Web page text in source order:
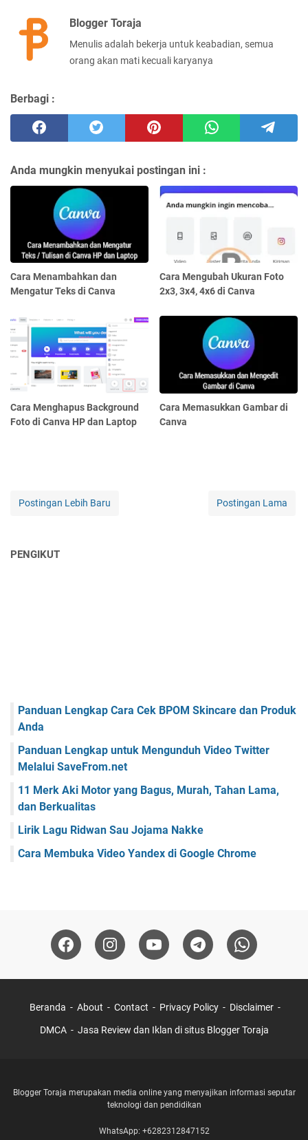
Blogger Toraja
Menulis adalah bekerja untuk keabadian, semua
orang akan mati kecuali karyanya
Berbagi :
Anda mungkin menyukai postingan ini :
Cara Menambahkan dan
Mengatur Teks di Canva
Cara Mengubah Ukuran Foto
2x3, 3x4, 4x6 di Canva
Cara Menghapus Background
Foto di Canva HP dan Laptop
Cara Memasukkan Gambar di
Canva
Postingan Lebih Baru Postingan Lama
PENGIKUT
Panduan Lengkap Cara Cek BPOM Skincare dan Produk
Anda
Panduan Lengkap untuk Mengunduh Video Twitter
Melalui SaveFrom.net
11 Merk Aki Motor yang Bagus, Murah, Tahan Lama,
dan Berkualitas
Lirik Lagu Ridwan Sau Jojama Nakke
Cara Membuka Video Yandex di Google Chrome
Beranda About Contact Privacy Policy Disclaimer
DMCA Jasa Review dan Iklan di situs Blogger Toraja
Blogger Toraja merupakan media online yang menyajikan informasi seputar
teknologi dan pendidikan
WhatsApp: +6282312847152